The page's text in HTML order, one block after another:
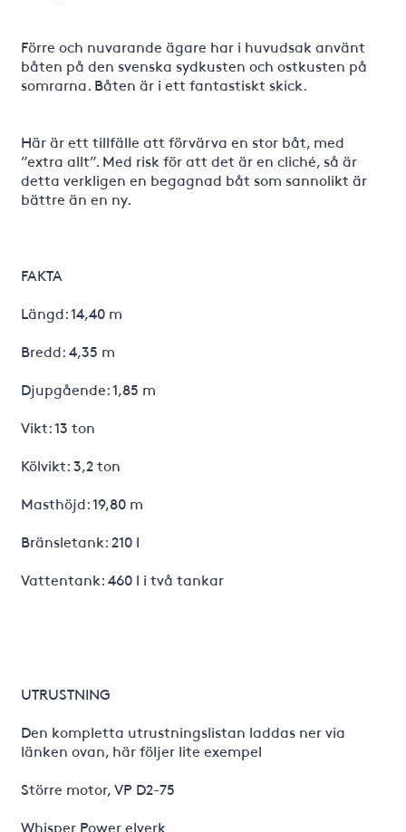
Förre och nuvarande ägare har i huvudsak använt
båten på den svenska sydkusten och ostkusten på
somrarna. Båten är i ett fantastiskt skick.
Här är ett tillfälle att förvärva en stor båt, med
”extra allt”. Med risk för att det är en cliché, så är
detta verkligen en begagnad båt som sannolikt är
bättre än en ny.
FAKTA
Längd: 14,40 m
Bredd: 4,35 m
Djupgående: 1,85 m
Vikt: 13 ton
Kölvikt: 3,2 ton
Masthöjd: 19,80 m
Bränsletank: 210 l
Vattentank: 460 l i två tankar
UTRUSTNING
Den kompletta utrustningslistan laddas ner via
länken ovan, här följer lite exempel
Större motor, VP D2-75
Whisper Power elverk